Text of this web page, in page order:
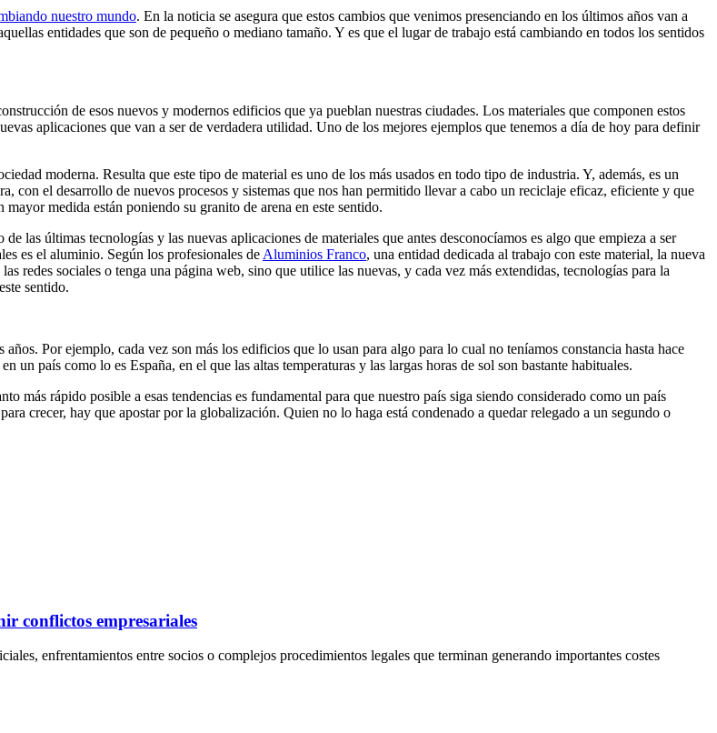
nuestro mundo. En la noticia se asegura que estos cambios que venimos presenciando en los últimos años van a
entidades que son de pequeño o mediano tamaño. Y es que el lugar de trabajo está cambiando en todos los sentidos
de esos nuevos y modernos edificios que ya pueblan nuestras ciudades. Los materiales que componen estos
aplicaciones que van a ser de verdadera utilidad. Uno de los mejores ejemplos que tenemos a día de hoy para definir
moderna. Resulta que este tipo de material es uno de los más usados en todo tipo de industria. Y, además, es un
con el desarrollo de nuevos procesos y sistemas que nos han permitido llevar a cabo un reciclaje eficaz, eficiente y que
medida están poniendo su granito de arena en este sentido.
las últimas tecnologías y las nuevas aplicaciones de materiales que antes desconocíamos es algo que empieza a ser
es el aluminio. Según los profesionales de Aluminios Franco, una entidad dedicada al trabajo con este material, la nueva
redes sociales o tenga una página web, sino que utilice las nuevas, y cada vez más extendidas, tecnologías para la
sentido.
Por ejemplo, cada vez son más los edificios que lo usan para algo para lo cual no teníamos constancia hasta hace
un país como lo es España, en el que las altas temperaturas y las largas horas de sol son bastante habituales.
más rápido posible a esas tendencias es fundamental para que nuestro país siga siendo considerado como un país
crecer, hay que apostar por la globalización. Quien no lo haga está condenado a quedar relegado a un segundo o
conflictos empresariales
enfrentamientos entre socios o complejos procedimientos legales que terminan generando importantes costes